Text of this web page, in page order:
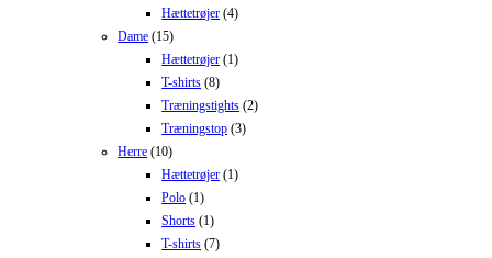
Hættetrøjer (4)
Dame (15)
Hættetrøjer (1)
T-shirts (8)
Træningstights (2)
Træningstop (3)
Herre (10)
Hættetrøjer (1)
Polo (1)
Shorts (1)
T-shirts (7)